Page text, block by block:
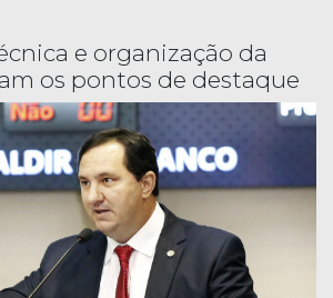
e organização da
os pontos de destaque